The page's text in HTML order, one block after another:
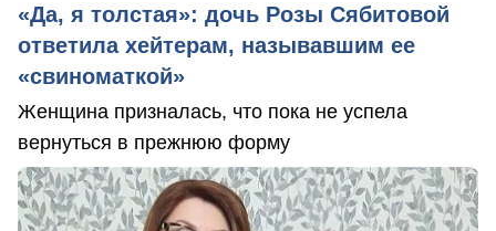
«Да, я толстая»: дочь Розы Сябитовой
ответила хейтерам, называвшим ее
«свиноматкой»
Женщина призналась, что пока не успела
вернуться в прежнюю форму